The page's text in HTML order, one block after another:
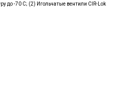
до -70 С; (2) Игольчатые вентили CIR-Lok